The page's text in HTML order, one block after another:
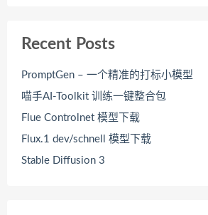
Recent Posts
PromptGen – 一个精准的打标小模型
喵手AI-Toolkit 训练一键整合包
Flue Controlnet 模型下载
Flux.1 dev/schnell 模型下载
Stable Diffusion 3